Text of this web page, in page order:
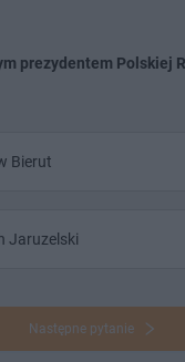
prezydentem Polskiej
Bierut
Jaruzelski
Następne pytanie